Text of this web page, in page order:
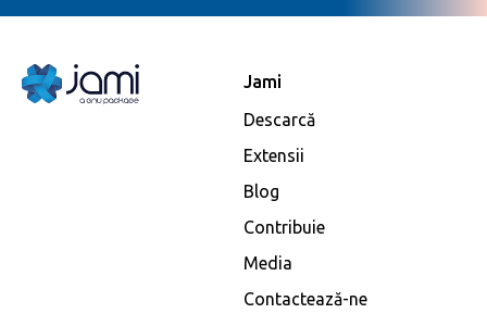
Jami
Descarcă
Extensii
Blog
Contribuie
Media
Contactează-ne